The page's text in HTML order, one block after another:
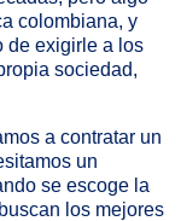
colombiana, y
de exigirle a los
sociedad,
a contratar un
un
se escoge la
los mejores